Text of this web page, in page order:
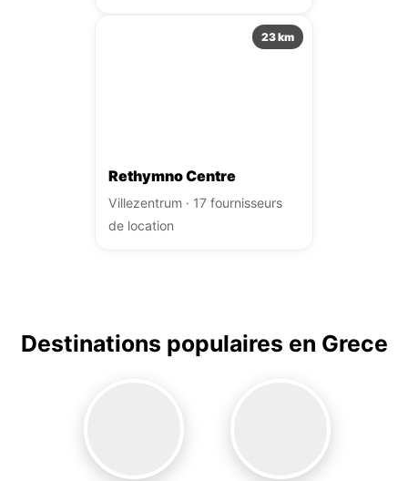
23 km
Rethymno Centre
Villezentrum · 17 fournisseurs
de location
Destinations populaires en Grece